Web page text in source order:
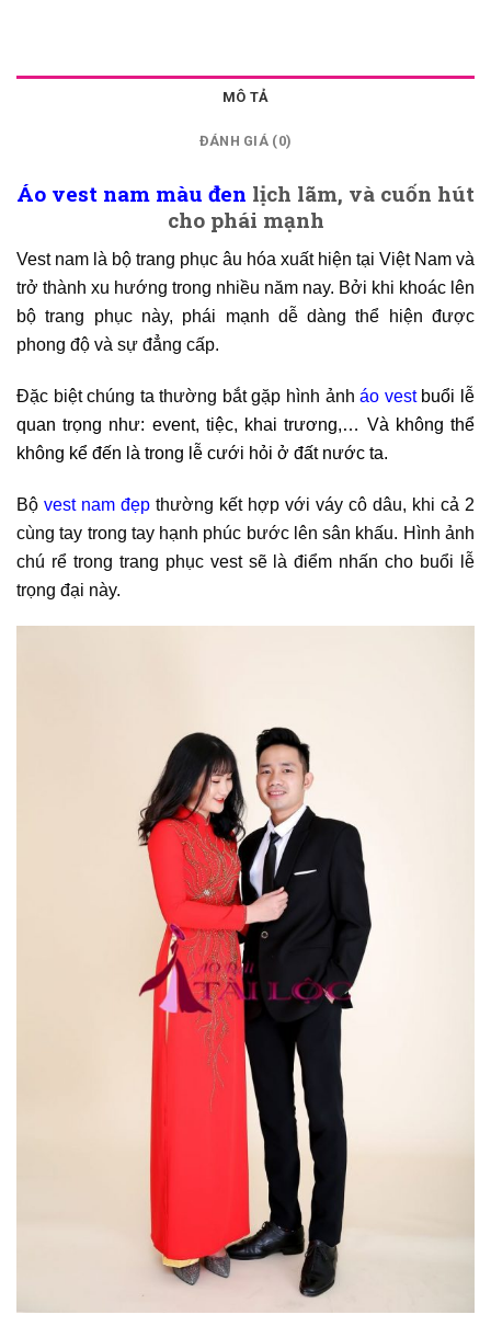
MÔ TẢ
ĐÁNH GIÁ (0)
Áo vest nam màu đen lịch lãm, và cuốn hút
cho phái mạnh
Vest nam là bộ trang phục âu hóa xuất hiện tại Việt Nam và
trở thành xu hướng trong nhiều năm nay. Bởi khi khoác lên
bộ trang phục này, phái mạnh dễ dàng thể hiện được
phong độ và sự đẳng cấp.
Đặc biệt chúng ta thường bắt gặp hình ảnháo vest buổi lễ
quan trọng như: event, tiệc, khai trương,… Và không thể
không kể đến là trong lễ cưới hỏi ở đất nước ta.
Bộ vest nam đẹp thường kết hợp với váy cô dâu, khi cả 2
cùng tay trong tay hạnh phúc bước lên sân khấu. Hình ảnh
chú rể trong trang phục vest sẽ là điểm nhấn cho buổi lễ
trọng đại này.